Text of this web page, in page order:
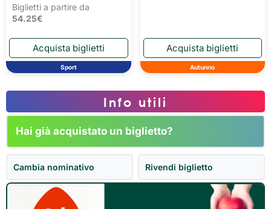
Biglietti a partire da
54.25€
Sport Autunno
Info utili
Hai già acquistato un biglietto?
Cambia nominativo Rivendi biglietto